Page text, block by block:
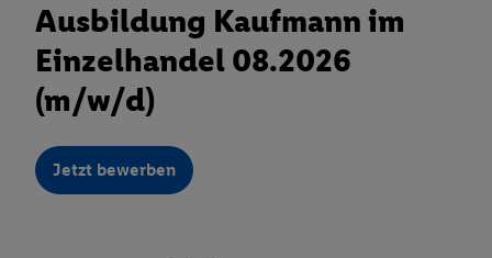
Ausbildung Kaufmann im
Einzelhandel 08.2026
(m/w/d)
Jetzt bewerben